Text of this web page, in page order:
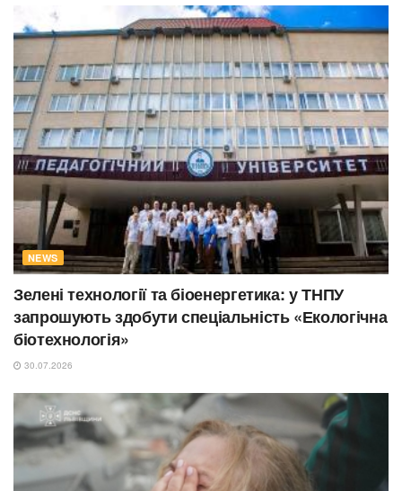
NEWS
Зелені технології та біоенергетика: у ТНПУ
запрошують здобути спеціальність «Екологічна
біотехнологія»
30.07.2026